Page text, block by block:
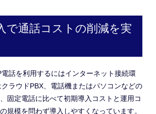
で通話コストの削減を実
話を利用するにはインターネット接続環
ラウドPBX、電話機またはパソコンなどの
固定電話に比べて初期導入コストと運用コ
規模を問わず導入しやすくなっています。